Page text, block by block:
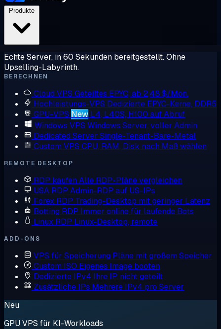
Echte Server, in 60 Sekunden bereitgestellt. Ohne
Upselling-Labyrinth.
BERECHNEN
Cloud VPS Geteiltes EPYC, ab 2,48 $/Mon.
Hochleistungs-VPS Dedizierte EPYC-Kerne, DDR5
GPU-VPS New L4, L40S, H100 auf Abruf
Windows VPS Windows Server, voller Admin
Dedicated Server Single-Tenant-Bare-Metal
Custom VPS CPU, RAM, Disk nach Maß wählen
REMOTE DESKTOP
RDP kaufen Alle RDP-Pläne vergleichen
USA RDP Admin-RDP auf US-IPs
Forex RDP Trading-Desktop mit geringer Latenz
Botting RDP Immer online für laufende Bots
Linux RDP Linux-Desktop, remote
ADD-ONS
VPS für Speicherung Pläne mit großem Speicher
Custom ISO Eigenes Image booten
Dedizierte IPv4 Ihre IP, nicht geteilt
Zusätzliche IPs Mehrere IPv4 pro Server
Neu
GPU VPS für KI-Workloads